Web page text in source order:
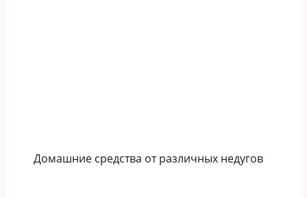
Домашние средства от различных недугов